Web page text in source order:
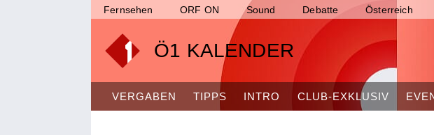
Fernsehen ORF ON Sound Debatte Österreich
Ö1 KALENDER
VERGABEN TIPPS INTRO CLUB-EXKLUSIV